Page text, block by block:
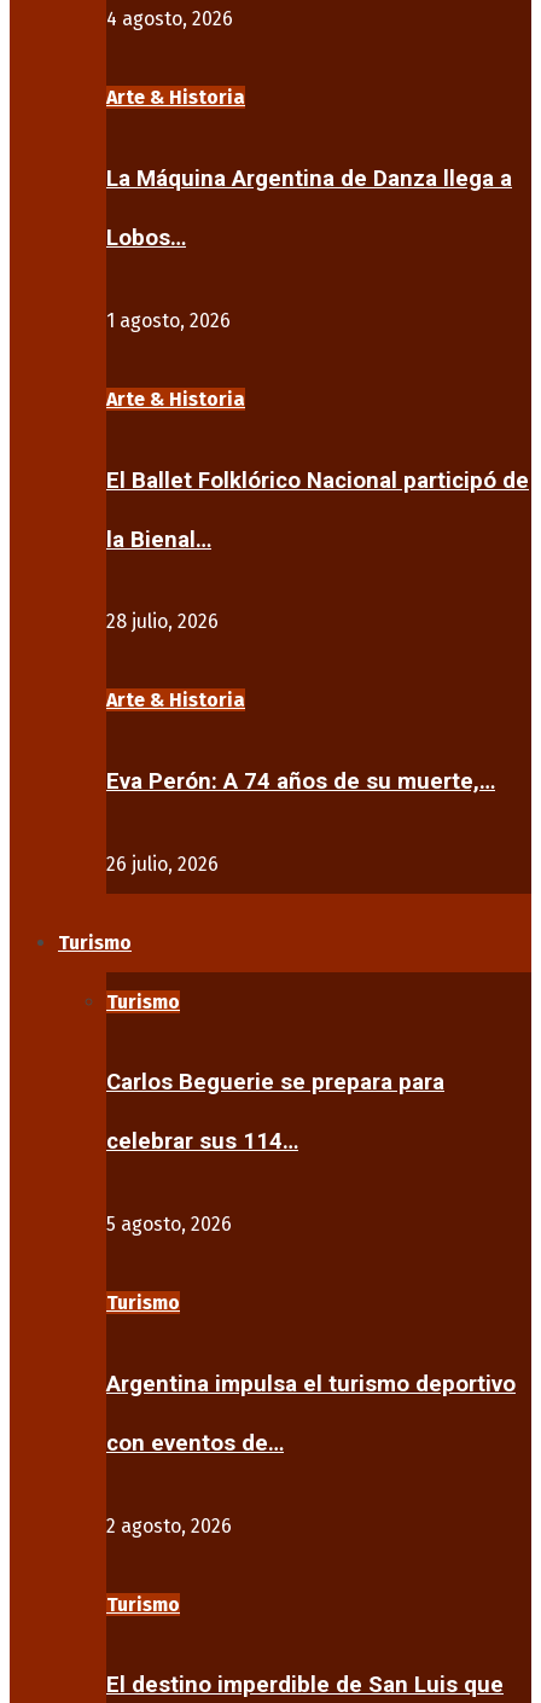
4 agosto, 2026
Arte & Historia
La Máquina Argentina de Danza llega a
Lobos…
1 agosto, 2026
Arte & Historia
El Ballet Folklórico Nacional participó de
la Bienal…
28 julio, 2026
Arte & Historia
Eva Perón: A 74 años de su muerte,…
26 julio, 2026
Turismo
Turismo
Carlos Beguerie se prepara para
celebrar sus 114…
5 agosto, 2026
Turismo
Argentina impulsa el turismo deportivo
con eventos de…
2 agosto, 2026
Turismo
El destino imperdible de San Luis que